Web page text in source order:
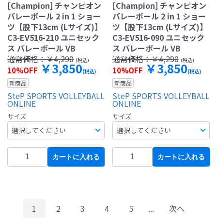
[Champion] チャンピオン
バレーボール 2 in 1 ショー
ツ【股下13cm (Lサイズ)】
C3-EV516-210 ユニセック
ス バレーボール VB
通常価格：￥4,290 (税込)
10%OFF ￥3,850(税込)
新商品
SteP SPORTS VOLLEYBALL
ONLINE
サイズ
カートに入れる
[Champion] チャンピオン
バレーボール 2 in 1 ショー
ツ【股下13cm (Lサイズ)】
C3-EV516-090 ユニセック
ス バレーボール VB
通常価格：￥4,290 (税込)
10%OFF ￥3,850(税込)
新商品
SteP SPORTS VOLLEYBALL
ONLINE
サイズ
カートに入れる
1 2 3 4 5 ...
次へ